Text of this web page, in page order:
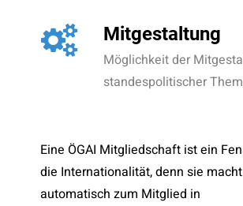
Mitgestaltung
Möglichkeit der
standespolitischer
Eine ÖGAI Mitgliedschaft ist ein
die Internationalität, denn sie
automatisch zum Mitglied in